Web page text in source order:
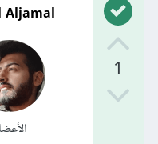
1
Aljamal